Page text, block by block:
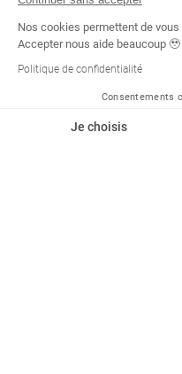
Nos cookies permettent de
Accepter nous aide beaucoup 🥹
Politique de confidentialité
Consentements
Je choisis